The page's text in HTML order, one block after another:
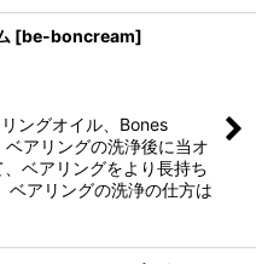
[be-boncream]
ングオイル、Bones
アリングの洗浄後に当オ
ベアリングをより長持ち
ベアリングの洗浄の仕方は